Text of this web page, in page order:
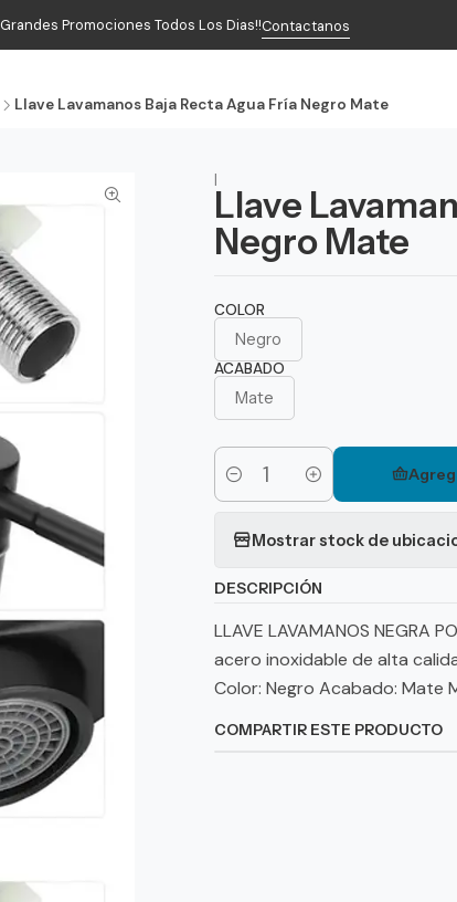
Grandes Promociones Todos Los Dias!!Contactanos
Llave Lavamanos Baja Recta Agua Fría Negro Mate
|
Llave
Negro Mate
COLOR
Negro
ACABADO
Mate
Cantidad
Mostrar stock de
DESCRIPCIÓN
LLAVE LAVAMANOS NEGRA
acero inoxidable de alta
Color: Negro Acabado: Mate
COMPARTIR ESTE PRODUCTO